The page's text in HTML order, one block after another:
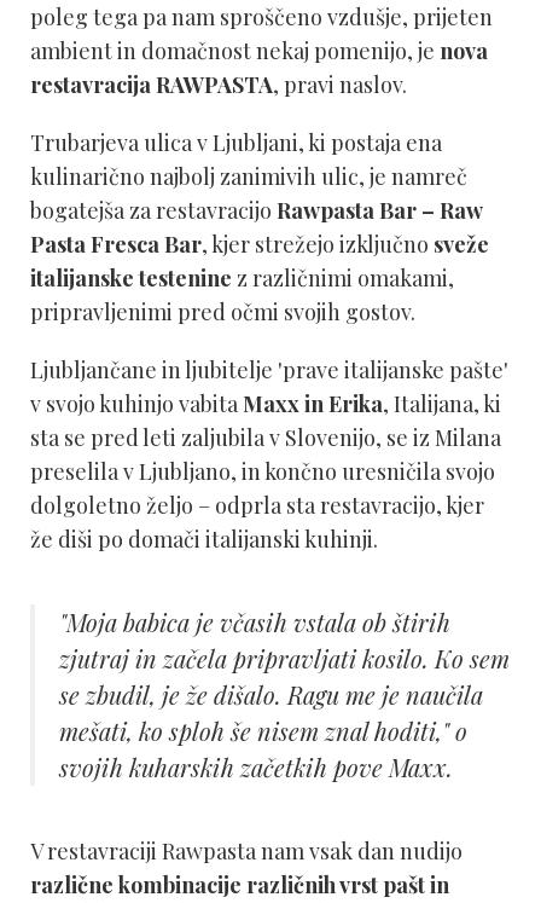
poleg tega pa nam sproščeno vzdušje, prijeten
ambient in domačnost nekaj pomenijo, je nova
restavracija RAWPASTA, pravi naslov.
Trubarjeva ulica v Ljubljani, ki postaja ena
kulinarično najbolj zanimivih ulic, je namreč
bogatejša za restavracijo Rawpasta Bar – Raw
Pasta Fresca Bar, kjer strežejo izključno sveže
italijanske testenine z različnimi omakami,
pripravljenimi pred očmi svojih gostov.
Ljubljančane in ljubitelje 'prave italijanske pašte'
v svojo kuhinjo vabita Maxx in Erika, Italijana, ki
sta se pred leti zaljubila v Slovenijo, se iz Milana
preselila v Ljubljano, in končno uresničila svojo
dolgoletno željo – odprla sta restavracijo, kjer
že diši po domači italijanski kuhinji.
"Moja babica je včasih vstala ob štirih
zjutraj in začela pripravljati kosilo. Ko sem
se zbudil, je že dišalo. Ragu me je naučila
mešati, ko sploh še nisem znal hoditi," o
svojih kuharskih začetkih pove Maxx.
V restavraciji Rawpasta nam vsak dan nudijo
različne kombinacije različnih vrst pašt in